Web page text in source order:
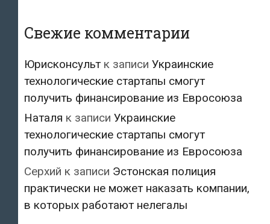
Свежие комментарии
Юрисконсульт к записи Украинские
технологические стартапы смогут
получить финансирование из Евросоюза
Наталя к записи Украинские
технологические стартапы смогут
получить финансирование из Евросоюза
Серхий к записи Эстонская полиция
практически не может наказать компании,
в которых работают нелегалы